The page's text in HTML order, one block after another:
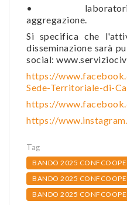
• laboratori
aggregazione.
Si specifica che
disseminazione sarà
social:
https://
Sede-Territoriale-di-
https://
https://
Tag
BANDO 2025
BANDO 2025
BANDO 2025